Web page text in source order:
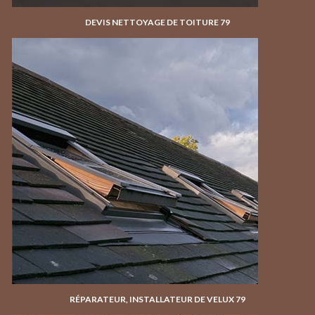
DEVIS NETTOYAGE DE TOITURE 79
RÉPARATEUR, INSTALLATEUR DE VELUX 79